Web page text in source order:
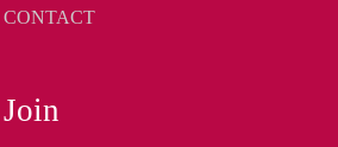
CONTACT
Join